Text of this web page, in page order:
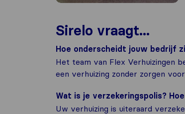
Sirelo vraagt...
Hoe onderscheidt jouw bedrijf
Het team van Flex Verhuizingen
een verhuizing zonder zorgen
Wat is je verzekeringspolis?
Uw verhuizing is uiteraard